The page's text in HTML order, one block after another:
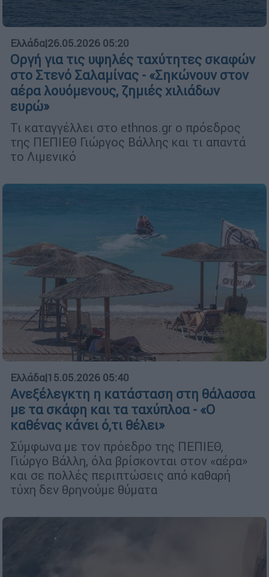
Ελλάδα|26.05.2026 05:20
Οργή για τις υψηλές ταχύτητες σκαφών
στο Στενό Σαλαμίνας - «Σηκώνουν στον
αέρα λουόμενους, ζημιές χιλιάδων
ευρώ»
Τι καταγγέλλει στο ethnos.gr ο πρόεδρος
της ΠΕΠΙΕΘ Γιώργος Βάλλης και τι απαντά
το Λιμενικό
Ελλάδα|15.05.2026 05:40
Ανεξέλεγκτη η κατάσταση στη θάλασσα
με τα σκάφη και τα ταχύπλοα - «Ο
καθένας κάνει ό,τι θέλει»
Σύμφωνα με τον πρόεδρο της ΠΕΠΙΕΘ,
Γιώργο Βάλλη, όλα βρίσκονται στον «αέρα»
και σε πολλές περιπτώσεις από καθαρή
τύχη δεν θρηνούμε θύματα